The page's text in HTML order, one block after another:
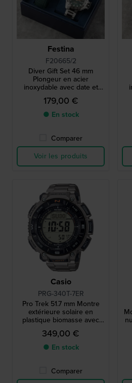
Festina
F20665/2
Diver Gift Set 46 mm
Plongeur en acier
inoxydable avec date et
jour, protège-couronne et
bracelet supplémentaire
179,00 €
● En stock
Comparer
Voir les produits
Casio
PRG-340T-7ER
Pro Trek 51.7 mm Montre
extérieure solaire en
plastique biomasse avec
cadran LCD duplex
349,00 €
● En stock
Comparer